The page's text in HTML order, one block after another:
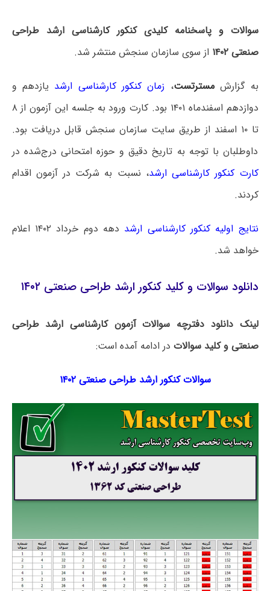
سوالات و پاسخنامه کلیدی کنکور کارشناسی ارشد طراحی
صنعتی ۱۴۰۲
از سوی سازمان سنجش منتشر شد.
به گزارشمسترتست، زمان کنکور کارشناسی ارشد یازدهم و
دوازدهم اسفندماه ۱۴۰۱ بود. کارت ورود به جلسه این آزمون از ۸
تا ۱۰ اسفند از طریق سایت سازمان سنجش قابل دریافت بود.
داوطلبان با توجه به تاریخ دقیق و حوزه امتحانی درج‌شده در
کارت کنکور کارشناسی ارشد، نسبت به شرکت در آزمون اقدام
کردند.
نتایج اولیه کنکور کارشناسی ارشد
دهه دوم خرداد ۱۴۰۲ اعلام
خواهد شد.
دانلود سوالات و کلید کنکور ارشد طراحی صنعتی ۱۴۰۲
لینک دانلود دفترچه سوالات آزمون کارشناسی ارشد طراحی
صنعتی و کلید سوالات در ادامه آمده است:
سوالات کنکور ارشد طراحی صنعتی ۱۴۰۲